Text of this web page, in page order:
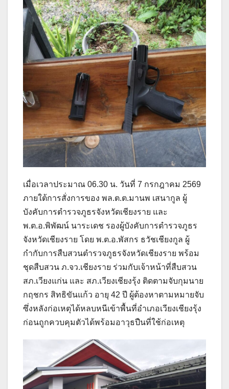
เมื่อเวลาประมาณ 06.30 น. วันที่ 7 กรกฎาคม 2569
ภายใต้การสั่งการของ พล.ต.ต.มานพ เสนากูล ผู้
บังคับการตำรวจภูธรจังหวัดเชียงราย และ
พ.ต.อ.พิพัฒน์ นาระเดช รองผู้บังคับการตำรวจภูธร
จังหวัดเชียงราย โดย พ.ต.อ.พัสกร ธวัชเชียงกูล ผู้
กำกับการสืบสวนตำรวจภูธรจังหวัดเชียงราย พร้อม
ชุดสืบสวน ภ.จว.เชียงราย ร่วมกับเจ้าหน้าที่สืบสวน
สภ.เวียงแก่น และ สภ.เวียงเชียงรุ้ง ติดตามจับกุมนาย
กฤชกร สิทธิขันแก้ว อายุ 42 ปี ผู้ต้องหาตามหมายจับ
ซึ่งหลังก่อเหตุได้หลบหนีเข้าพื้นที่อำเภอเวียงเชียงรุ้ง
ก่อนถูกควบคุมตัวได้พร้อมอาวุธปืนที่ใช้ก่อเหตุ